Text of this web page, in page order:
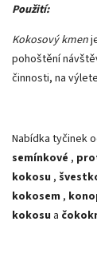
Použití:
Kokosový kmen
pohoštění
činnosti, na
Nabídka tyčinek
semínkové ,
kokosu ,
kokosem ,
kokosu a